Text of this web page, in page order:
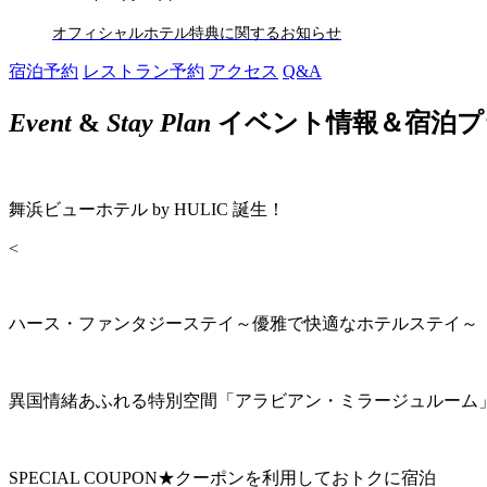
オフィシャルホテル特典に関するお知らせ
宿泊予約 レストラン予約 アクセス Q&A
Event& Stay Plan イベント情報＆宿泊
舞浜ビューホテル by HULIC 誕生！
<
ハース・ファンタジーステイ～優雅で快適なホテルステイ～
異国情緒あふれる特別空間「アラビアン・ミラージュルーム
SPECIAL COUPON★クーポンを利用しておトクに宿泊